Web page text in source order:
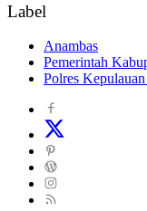
Label
Anambas
Pemerintah
Polres